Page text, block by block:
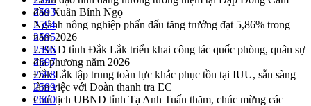
đầu Xuân Bính Ngọ
Ngành nông nghiệp phấn đấu tăng trưởng đạt 5,86% trong
năm 2026
UBND tỉnh Đắk Lắk triển khai công tác quốc phòng, quân sự
địa phương năm 2026
Đắk Lắk tập trung toàn lực khắc phục tồn tại IUU, sẵn sàng
làm việc với Đoàn thanh tra EC
Chủ tịch UBND tỉnh Tạ Anh Tuấn thăm, chúc mừng các
2593
2594
2595
2596
2597
2598
2599
2600